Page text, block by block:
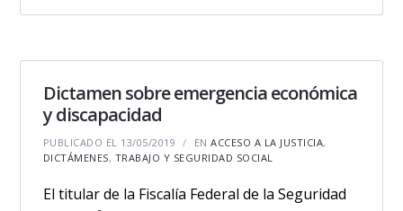
Dictamen sobre emergencia económica
y discapacidad
PUBLICADO EL 13/05/2019 ENACCESO A LA JUSTICIA,
DICTÁMENES, TRABAJO Y SEGURIDAD SOCIAL
El titular de la Fiscalía Federal de la Seguridad